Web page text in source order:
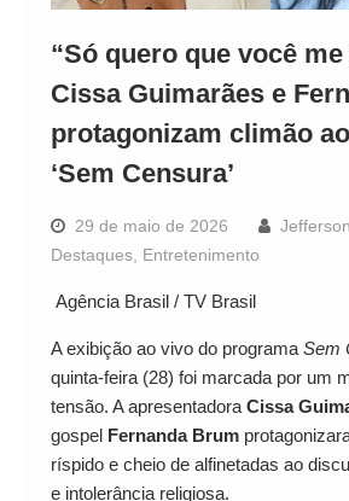
“Só quero que você
Cissa Guimarães e
protagonizam climão
‘Sem Censura’
29 de maio de 2026
Destaques, Entretenimento
Agência Brasil / TV Brasil
A exibição ao vivo do programa Sem
quinta-feira (28) foi marcada por um
tensão. A apresentadora Cissa
gospel Fernanda Brum
ríspido e cheio de alfinetadas ao
e intolerância religiosa.